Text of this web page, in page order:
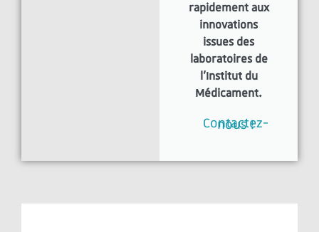
rapidement aux
innovations
issues des
laboratoires de
l'Institut du
Médicament.
Contactez-nous !